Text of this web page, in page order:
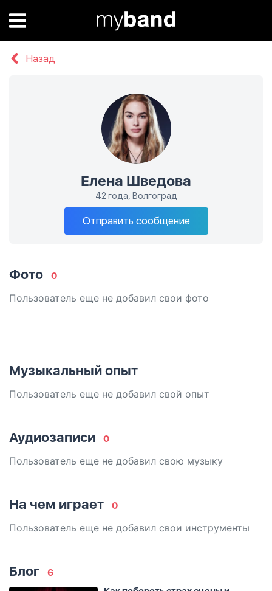
Назад
Елена Шведова
42 года, Волгоград
Отправить сообщение
Фото 0
Пользователь еще не добавил свои фото
Музыкальный опыт
Пользователь еще не добавил свой опыт
Аудиозаписи 0
Пользователь еще не добавил свою музыку
На чем играет 0
Пользователь еще не добавил свои инструменты
Блог 6